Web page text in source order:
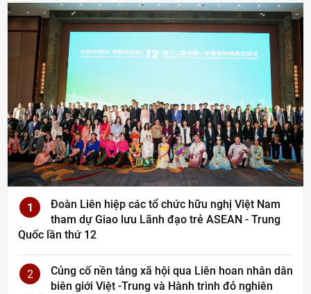
1
Đoàn Liên hiệp các tổ chức hữu nghị Việt Nam
tham dự Giao lưu Lãnh đạo trẻ ASEAN - Trung
Quốc lần thứ 12
2
Củng cố nền tảng xã hội qua Liên hoan nhân dân
biên giới Việt -Trung và Hành trình đỏ nghiên